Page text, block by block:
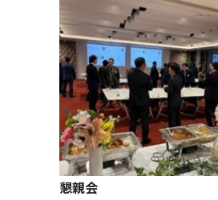
懇親会